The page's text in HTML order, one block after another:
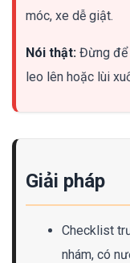
móc, xe dễ giật.
Nói thật: Đừng để
leo lên hoặc lùi
Giải pháp
Checklist
nhám, có